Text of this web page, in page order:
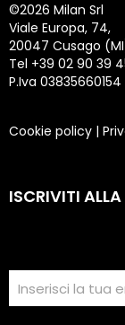
©2026 Milan Srl
Viale Europa, 74,
20047 Cusago
Tel +39 02 90 39
P.Iva 03835660154
Cookie policy |
ISCRIVITI ALLA